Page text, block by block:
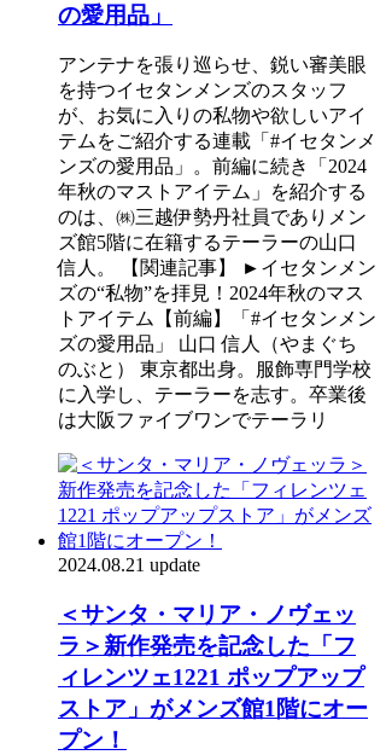
の愛用品」
アンテナを張り巡らせ、鋭い審美眼
を持つイセタンメンズのスタッフ
が、お気に入りの私物や欲しいアイ
テムをご紹介する連載「#イセタンメ
ンズの愛用品」。前編に続き「2024
年秋のマストアイテム」を紹介する
のは、㈱三越伊勢丹社員でありメン
ズ館5階に在籍するテーラーの山口
信人。 【関連記事】 ►イセタンメン
ズの“私物”を拝見！2024年秋のマス
トアイテム【前編】「#イセタンメン
ズの愛用品」 山口 信人（やまぐち
のぶと） 東京都出身。服飾専門学校
に入学し、テーラーを志す。卒業後
は大阪ファイブワンでテーラリ
2024.08.21 update
＜サンタ・マリア・ノヴェッ
ラ＞新作発売を記念した「フ
ィレンツェ1221 ポップアップ
ストア」がメンズ館1階にオー
プン！